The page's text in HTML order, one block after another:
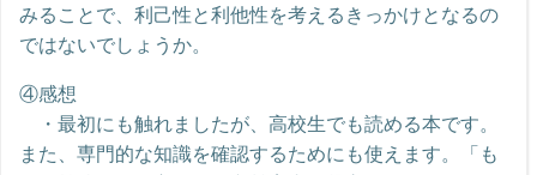
みることで、利己性と利他性を考えるきっかけとなるの
ではないでしょうか。
④感想
・最初にも触れましたが、高校生でも読める本です。
また、専門的な知識を確認するためにも使えます。「も